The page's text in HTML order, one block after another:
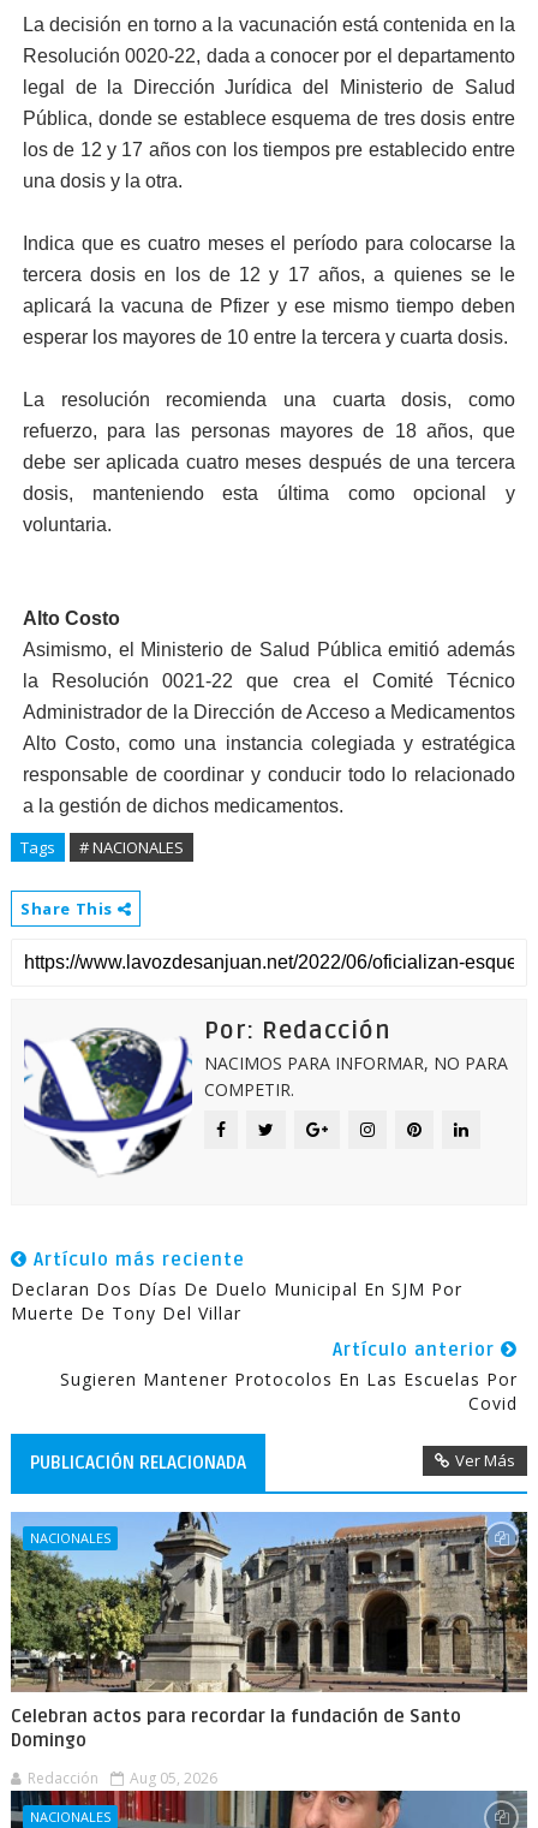
La decisión en torno a la vacunación está conteni­da en la
Resolución 0020-22, dada a conocer por el departamento
legal de la Dirección Jurídica del Mi­nisterio de Salud
Públi­ca, donde se establece es­quema de tres dosis entre
los de 12 y 17 años con los tiempos pre establecido entre
una dosis y la otra.
Indica que es cuatro me­ses el período para colocar­se la
tercera dosis en los de 12 y 17 años, a quienes se le
aplicará la vacuna de Pfi­zer y ese mismo tiempo de­ben
esperar los mayores de 10 entre la tercera y cuarta dosis.
La resolución recomien­da una cuarta dosis, como
refuerzo, para las perso­nas mayores de 18 años, que
debe ser aplicada cua­tro meses después de una tercera
dosis, manteniendo esta última como opcional y
voluntaria.
Alto Costo
Asimismo, el Ministerio de Salud Pública emitió ade­más
la Resolución 0021-22 que crea el Comité Técnico
Administrador de la Direc­ción de Acceso a Medica­mentos
Alto Costo, como una instancia colegiada y estratégica
responsable de coordinar y conducir todo lo relacionado
a la gestión de dichos medica­mentos.
Tags # NACIONALES
Share This
Por: Redacción
NACIMOS PARA INFORMAR, NO PARA
COMPETIR.
Artículo más reciente
Declaran Dos Días De Duelo Municipal En SJM Por
Muerte De Tony Del Villar
Artículo anterior
Sugieren Mantener Protocolos En Las Escuelas Por
Covid
PUBLICACIÓN RELACIONADA Ver Más
NACIONALES
Celebran actos para recordar la fundación de Santo
Domingo
Redacción Aug 05, 2026
NACIONALES